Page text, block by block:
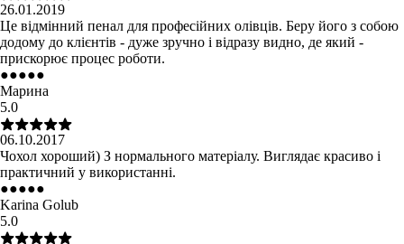
26.01.2019
Це відмінний пенал для професійних олівців. Беру його з собою
додому до клієнтів - дуже зручно і відразу видно, де який -
прискорює процес роботи.
●●●●●
Марина
5.0
06.10.2017
Чохол хороший) З нормального матеріалу. Виглядає красиво і
практичний у використанні.
●●●●●
Karina Golub
5.0